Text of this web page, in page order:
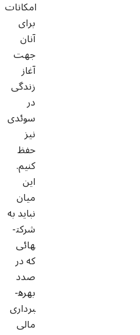
امکانات
برای
آنان
جهت
آغاز
زندگی
در
سوئدی
نیز
حفظ
کنیم.
این
میان
نباید به
شرکت­
هائی
که در
صدد
بهره­
برداری
مالی